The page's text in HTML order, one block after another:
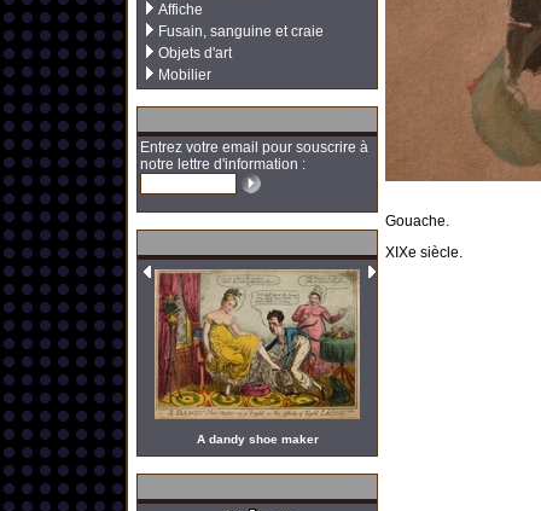
Affiche
Fusain, sanguine et craie
Objets d'art
Mobilier
Entrez votre email pour souscrire à
notre lettre d'information :
A dandy shoe maker
Gouache.
XIXe siècle.